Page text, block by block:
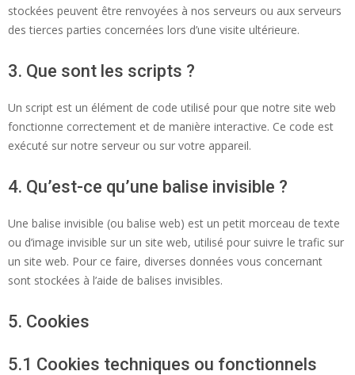
stockées peuvent être renvoyées à nos serveurs ou aux serveurs
des tierces parties concernées lors d’une visite ultérieure.
3. Que sont les scripts ?
Un script est un élément de code utilisé pour que notre site web
fonctionne correctement et de manière interactive. Ce code est
exécuté sur notre serveur ou sur votre appareil.
4. Qu’est-ce qu’une balise invisible ?
Une balise invisible (ou balise web) est un petit morceau de texte
ou d’image invisible sur un site web, utilisé pour suivre le trafic sur
un site web. Pour ce faire, diverses données vous concernant
sont stockées à l’aide de balises invisibles.
5. Cookies
5.1 Cookies techniques ou fonctionnels